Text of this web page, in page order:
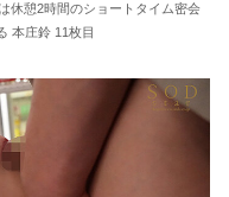
休憩2時間のショートタイム密会
本庄鈴 11枚目